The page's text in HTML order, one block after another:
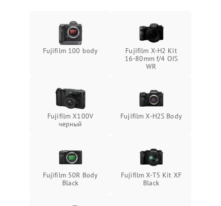
Fujifilm 100 body
Fujifilm X-H2 Kit
16-80mm f/4 OIS
WR
Fujifilm X100V
черный
Fujifilm X-H2S Body
Fujifilm 50R Body
Black
Fujifilm X-T5 Kit XF
Black